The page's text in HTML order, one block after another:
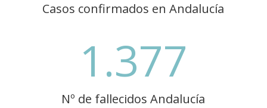
Casos confirmados en Andalucía
1.377
Nº de fallecidos Andalucía